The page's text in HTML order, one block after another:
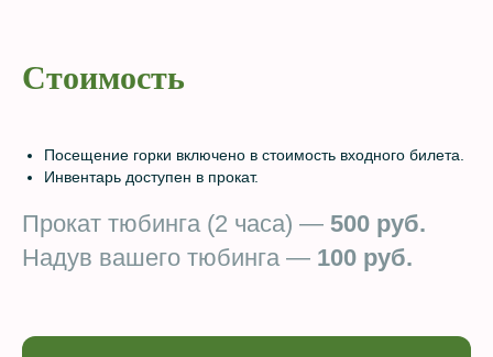
Стоимость
Посещение горки включено в стоимость входного билета.
Инвентарь доступен в прокат.
Прокат тюбинга (2 часа) — 500 руб.
Надув вашего тюбинга — 100 руб.